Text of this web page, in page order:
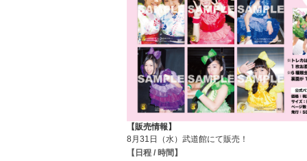
【販売情報】
8月31日（水）武道館にて販売！
【日程 / 時間】